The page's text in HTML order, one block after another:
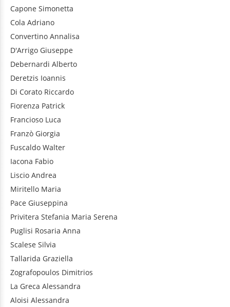
Capone Simonetta
Cola Adriano
Convertino Annalisa
D'Arrigo Giuseppe
Debernardi Alberto
Deretzis Ioannis
Di Corato Riccardo
Fiorenza Patrick
Francioso Luca
Franzò Giorgia
Fuscaldo Walter
Iacona Fabio
Liscio Andrea
Miritello Maria
Pace Giuseppina
Privitera Stefania Maria Serena
Puglisi Rosaria Anna
Scalese Silvia
Tallarida Graziella
Zografopoulos Dimitrios
La Greca Alessandra
Aloisi Alessandra